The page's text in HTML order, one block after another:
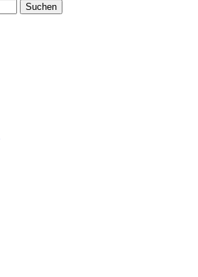
Suchen